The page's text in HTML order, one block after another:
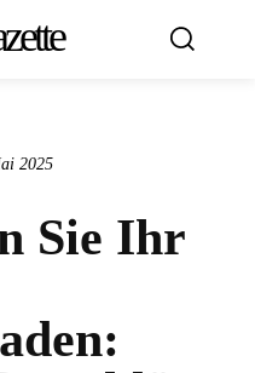
2025
Sie Ihr